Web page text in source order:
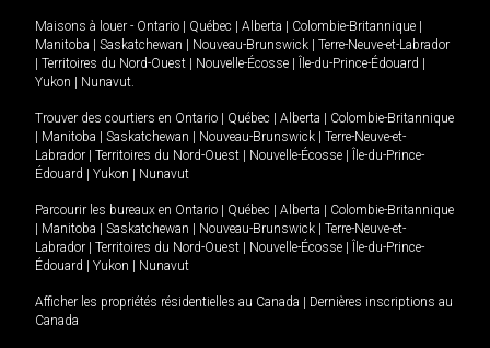
Maisons à louer - Ontario Québec Alberta Colombie-Britannique
Manitoba
Saskatchewan Nouveau-Brunswick
Terre-Neuve-et-Labrador
Territoires du Nord-Ouest Nouvelle-Écosse Île-du-Prince-Édouard
Yukon
Nunavut.
Trouver des courtiers en Ontario Québec Alberta
Colombie-Britannique
Manitoba Saskatchewan Nouveau-Brunswick
Terre-Neuve-et-
Labrador
Territoires du Nord-Ouest Nouvelle-Écosse
Île-du-Prince-
Édouard
Yukon Nunavut
Parcourir les bureaux en Ontario Québec Alberta
Colombie-Britannique
Manitoba Saskatchewan Nouveau-Brunswick
Terre-Neuve-et-
Labrador
Territoires du Nord-Ouest Nouvelle-Écosse
Île-du-Prince-
Édouard
Yukon Nunavut
Afficher les propriétés résidentielles au Canada
Dernières inscriptions au
Canada